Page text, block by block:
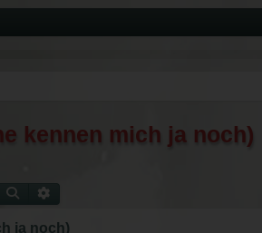
kennen mich ja noch)
Suche
ja noch)